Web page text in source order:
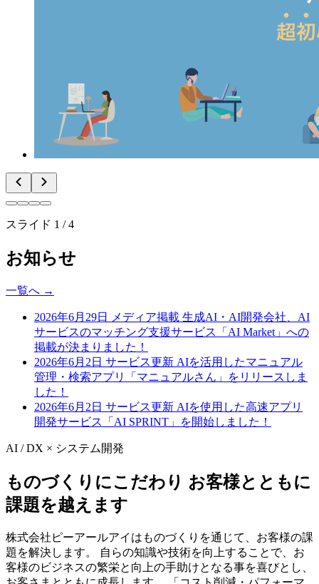
スライド 2 / 4
お知らせ
一覧へ →
2026年6月29日 メディア掲載 生成AI・AI開発会社、AI
サービスのマッチング支援サービス「AI Market」への
掲載が決まりました！
2026年6月2日 サービス更新 AIを活用したマニュアル
管理・検索アプリ「マニュアルさん」をリリースしま
した！
2026年6月2日 サービス更新 AIを使用した高速アプリ
開発サービス「AI SPRINT」を開始しました！
AI / DX × システム開発
ものづくりにこだわり お客様とともに
課題を越えます
株式会社ピーアールアイはものづくりを通じて、お客様の課
題を解決します。 自らの知識や技術を向上することで、お
客様のビジネスの繁栄と向上の手助けとなる事を喜びとし、